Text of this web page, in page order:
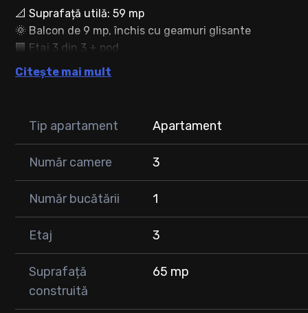
📐 Suprafață utilă: 59 mp
🌞 Balcon de 9 mp, închis cu geamuri glisante
🏢 Etaj 3 din 3 + pod
☀️ Orientare sudică – apartament luminos pe tot
🚗 Loc de parcare inclus în fața imobilului
✔️ Hol de acces
✔️ Living spațios cu bucătărie open-space
✔️ 2 dormitoare
✔️ Baie cu geam
✔️ Debara pentru mașina de spălat
✔️ Cămară pe balcon
✨ Dotări și beneficii:
✅ Geamuri termopan
✅ Aer condiționat
Citește mai mult
Tip apartament Apartament
Număr camere 3
Număr bucătării 1
Etaj 3
Suprafață
construită
65 mp